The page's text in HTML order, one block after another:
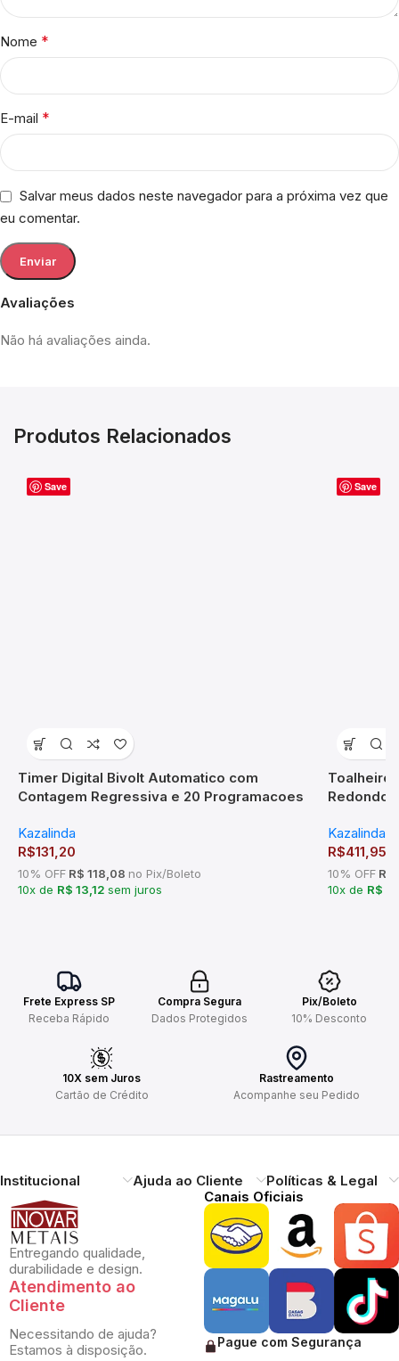
Avaliações
Não há avaliações ainda.
Nome *
E-mail *
Salvar meus dados neste navegador para a próxima vez que
eu comentar.
Produtos Relacionados
Save
Timer Digital Bivolt Automatico com
Contagem Regressiva e 20 Programacoes
Kazalinda
R$131,20
10% OFF R$ 118,08 no Pix/Boleto
10x de R$ 13,12 sem juros
Save
Toalheiro
Redondo
Kazalinda
R$411,95
10% OFF
10x de R$
Frete Express SP
Receba Rápido
Compra Segura
Dados Protegidos
Pix/Boleto
10% Desconto
10X sem Juros
Cartão de Crédito
Rastreamento
Acompanhe seu Pedido
Institucional Ajuda ao Cliente Políticas & Legal
Entregando qualidade,
durabilidade e design.
Atendimento ao
Cliente
Necessitando de ajuda?
Estamos à disposição.
Canais Oficiais
Pague com Segurança